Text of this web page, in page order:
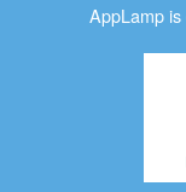
AppLamp